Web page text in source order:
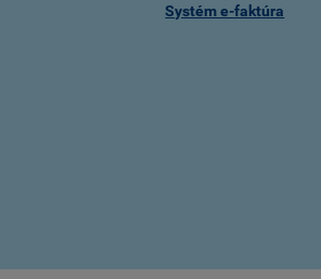
Systém e-faktúra